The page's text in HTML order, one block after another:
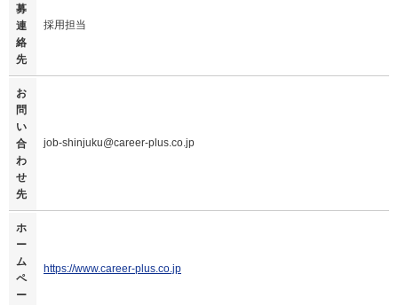
募
連
絡
先
採用担当
お
問
い
合
わ
せ
先
job-shinjuku@career-plus.co.jp
ホ
ー
ム
ペ
ー
https://www.career-plus.co.jp